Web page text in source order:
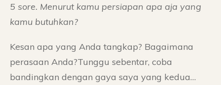
5 sore. Menurut kamu persiapan apa aja yang
kamu butuhkan?
Kesan apa yang Anda tangkap? Bagaimana
perasaan Anda?Tunggu sebentar, coba
bandingkan dengan gaya saya yang kedua…